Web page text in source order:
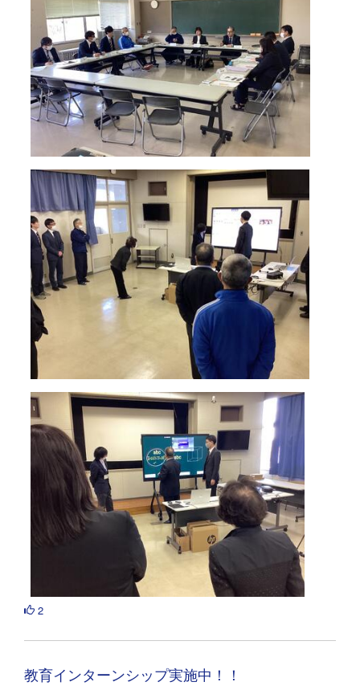
2
教育インターンシップ実施中！！